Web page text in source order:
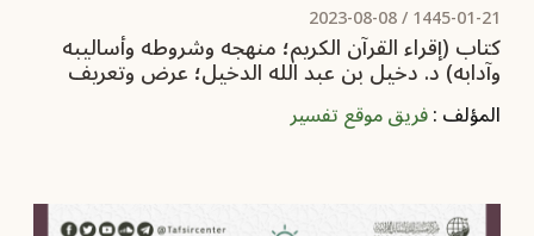
1445-01-21 /
2023-08-08
كتاب (إقراء القرآن الكريم؛ منهجه وشروطه وأساليبه
وآدابه) د. دخيل بن عبد الله الدخيل؛ عرض وتعريف
المؤلف :فريق موقع تفسير